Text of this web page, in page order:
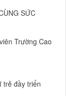
SỨC
Trường Cao
trẻ đầy triển